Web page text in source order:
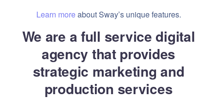
Learn moreabout Sway’s unique features.
We are a full service digital
agency that provides
strategic marketing and
production services